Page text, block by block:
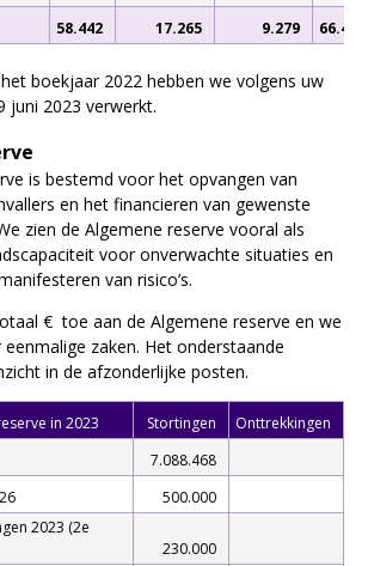
58.442 17.265 9.279 66.428
boekjaar 2022 hebben we volgens uw
juni 2023 verwerkt.
is bestemd voor het opvangen van
en het financieren van gewenste
zien de Algemene reserve vooral als
voor onverwachte situaties en
van risico’s.
€ toe aan de Algemene reserve en we
zaken. Het onderstaande
in de afzonderlijke posten.
in 2023 Stortingen
Onttrekkingen
7.088.468
500.000
2023 (2e
230.000